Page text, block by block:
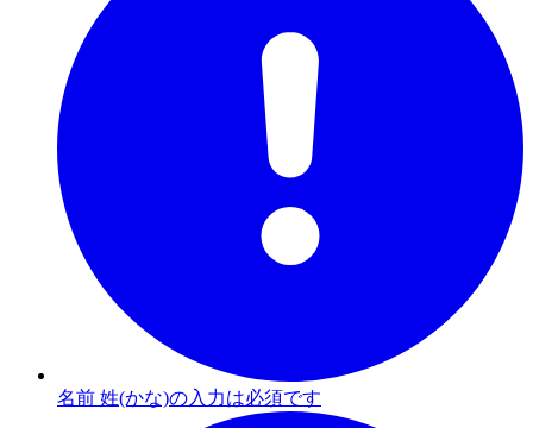
名前 姓(かな)の入力は必須です